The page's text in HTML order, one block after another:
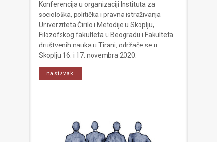
Konferencija u organizaciji Instituta za
sociološka, politička i pravna istraživanja
Univerziteta Ćirilo i Metodije u Skoplju,
Filozofskog fakulteta u Beogradu i Fakulteta
društvenih nauka u Tirani, održače se u
Skoplju 16. i 17. novembra 2020.
nastavak